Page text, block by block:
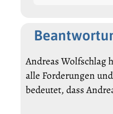
Andreas Wolfschlag
alle Forderungen
bedeutet, dass